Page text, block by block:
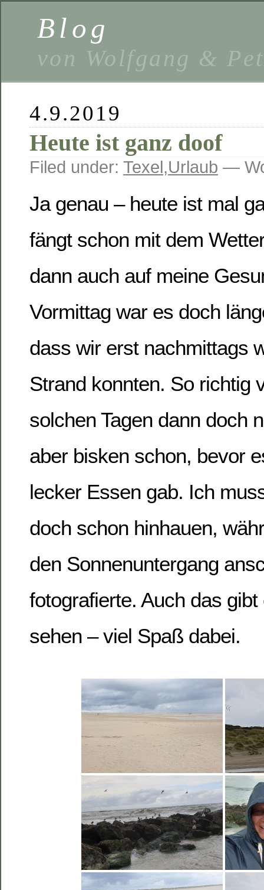
Blog
von Wolfgang &
4.9.2019
Heute ist ganz doof
Filed under: Texel,Urlaub —
Ja genau – heute ist mal
fängt schon mit dem
dann auch auf meine
Vormittag war es doch
dass wir erst nachmittags
Strand konnten. So richtig
solchen Tagen dann doch
aber bisken schon, bevor
lecker Essen gab. Ich
doch schon hinhauen,
den Sonnenuntergang
fotografierte. Auch das
sehen – viel Spaß dabei.